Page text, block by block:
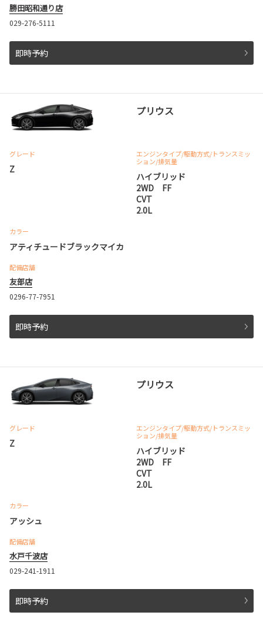
勝田昭和通り店
029-276-5111
即時予約
プリウス
グレード
Z
エンジンタイプ/駆動方式/トランスミッ
ション/排気量
ハイブリッド
2WD FF
CVT
2.0L
カラー
アティチュードブラックマイカ
配備店舗
友部店
0296-77-7951
即時予約
プリウス
グレード
Z
エンジンタイプ/駆動方式/トランスミッ
ション/排気量
ハイブリッド
2WD FF
CVT
2.0L
カラー
アッシュ
配備店舗
水戸千波店
029-241-1911
即時予約